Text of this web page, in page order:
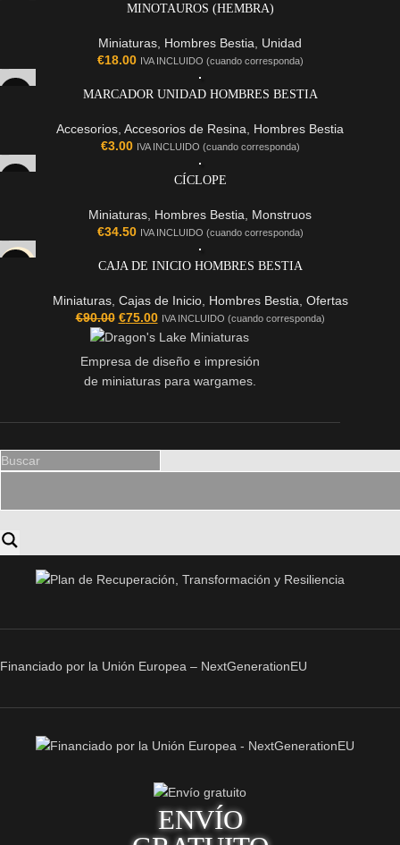
MINOTAUROS (HEMBRA)
Miniaturas Hombres Bestia
Unidad
€18.00 IVA INCLUIDO (cuando corresponda)
MARCADOR UNIDAD HOMBRES BESTIA
Accesorios Accesorios de Resina
Hombres Bestia
€3.00 IVA INCLUIDO (cuando corresponda)
CÍCLOPE
Miniaturas Hombres Bestia
Monstruos
€34.50 IVA INCLUIDO (cuando corresponda)
CAJA DE INICIO HOMBRES BESTIA
Miniaturas, Cajas de Inicio, Hombres Bestia Ofertas
€90.00 €75.00 IVA INCLUIDO (cuando corresponda)
Empresa de diseño e impresión
de miniaturas para wargames.
Financiado por la Unión Europea – NextGenerationEU
ENVÍO